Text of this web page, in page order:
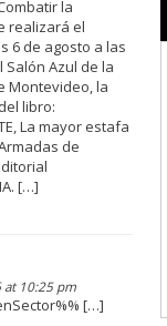
la
realizará el
6 de agosto a las
Salón Azul de la
Montevideo, la
libro:
La mayor estafa
de
[…]
at 10:25 pm
[…]